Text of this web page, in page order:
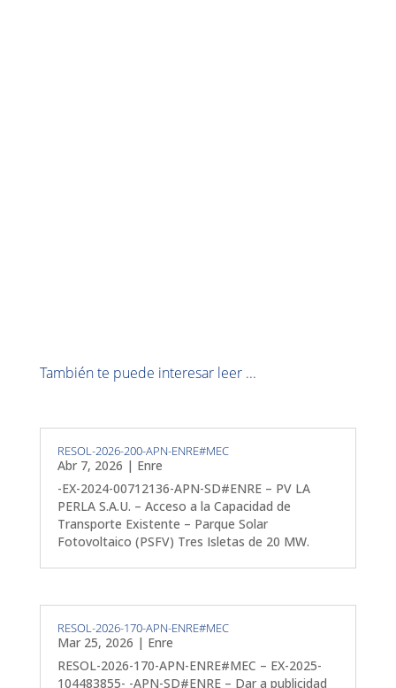
También te puede interesar leer ...
RESOL-2026-200-APN-ENRE#MEC
Abr 7, 2026 | Enre
-EX-2024-00712136-APN-SD#ENRE – PV LA
PERLA S.A.U. – Acceso a la Capacidad de
Transporte Existente – Parque Solar
Fotovoltaico (PSFV) Tres Isletas de 20 MW.
RESOL-2026-170-APN-ENRE#MEC
Mar 25, 2026 | Enre
RESOL-2026-170-APN-ENRE#MEC – EX-2025-
104483855- -APN-SD#ENRE – Dar a publicidad